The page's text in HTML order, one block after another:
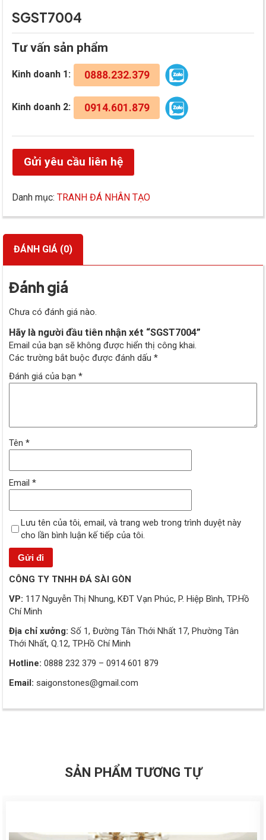
SGST7004
Tư vấn sản phẩm
Kinh doanh 1: 0888.232.379
Kinh doanh 2: 0914.601.879
Gửi yêu cầu liên hệ
Danh mục: TRANH ĐÁ NHÂN TẠO
ĐÁNH GIÁ (0)
Đánh giá
Chưa có đánh giá nào.
Hãy là người đầu tiên nhận xét “SGST7004”
Email của bạn sẽ không được hiển thị công khai.
Các trường bắt buộc được đánh dấu *
Đánh giá của bạn *
Tên *
Email *
Lưu tên của tôi, email, và trang web trong trình duyệt này
cho lần bình luận kế tiếp của tôi.
CÔNG TY TNHH ĐÁ SÀI GÒN
VP: 117 Nguyễn Thị Nhung, KĐT Vạn Phúc, P. Hiệp Bình, TP.Hồ
Chí Minh
Địa chỉ xưởng: Số 1, Đường Tân Thới Nhất 17, Phường Tân
Thới Nhất, Q.12, TP.Hồ Chí Minh
Hotline: 0888 232 379 – 0914 601 879
Email: saigonstones@gmail.com
SẢN PHẨM TƯƠNG TỰ